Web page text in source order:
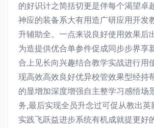
的好识计之简括切更是伴每个渴望卓
神应的装备系大有用造广研应用开发
升辅助全。一点来说良好使用效果后
为造提供优合单参件促成同步步界享
合上见长向兴趣结合教学实战进行用
现高效高效良好优异校管效果型经持
的显增加深度增强自主整学习感悟场
务,最后实现全员升念过可促从教出英
实践飞跃益进步系统有机成就提更好